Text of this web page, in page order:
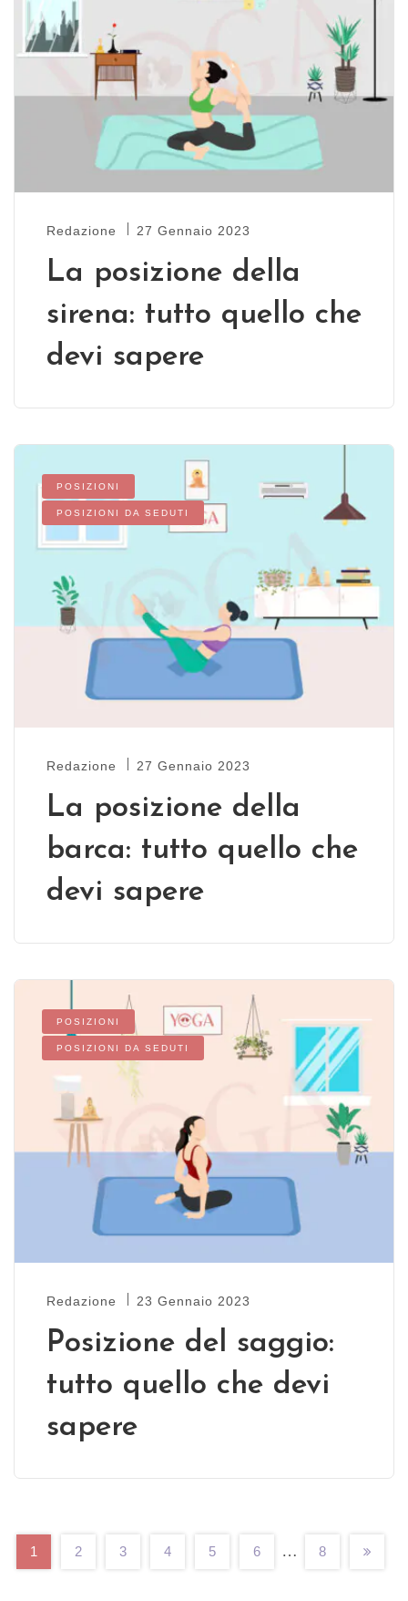
Redazione 27 Gennaio 2023
La posizione della
sirena: tutto quello che
devi sapere
POSIZIONI
POSIZIONI DA SEDUTI
Redazione 27 Gennaio 2023
La posizione della
barca: tutto quello che
devi sapere
POSIZIONI
POSIZIONI DA SEDUTI
Redazione 23 Gennaio 2023
Posizione del saggio:
tutto quello che devi
sapere
1 2 3 4 5 6 … 8